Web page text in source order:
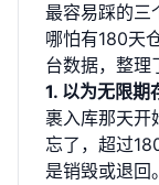
最容易踩的三
哪怕有180天
台数据，整理
1. 以为无限期
裹入库那天开
忘了，超过
是销毁或退回